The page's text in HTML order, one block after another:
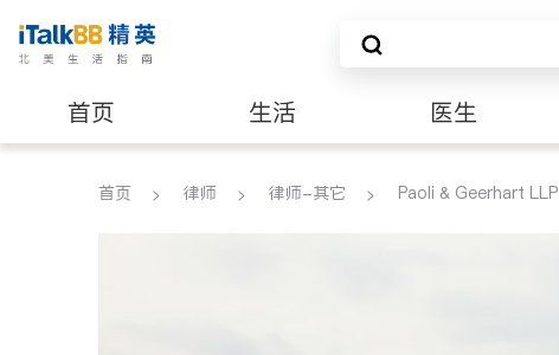
首页 生活 医生
养老 非盈利组织
首页 律师 律师-其它 Paoli & Geerhart LLP